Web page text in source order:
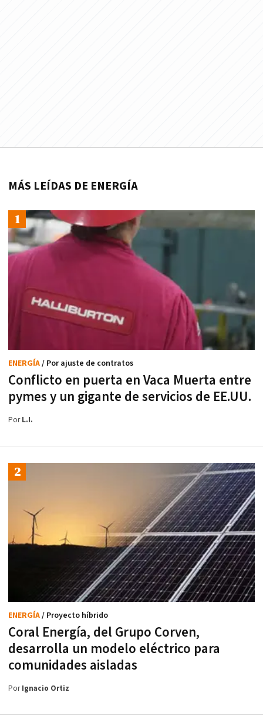
MÁS LEÍDAS DE ENERGÍA
Conflicto en puerta en Vaca Muerta entre
pymes y un gigante de servicios de EE.UU.
ENERGÍA/ Por ajuste de contratos
PorL.I.
Coral Energía, del Grupo Corven,
desarrolla un modelo eléctrico para
comunidades aisladas
ENERGÍA/ Proyecto híbrido
PorIgnacio Ortiz